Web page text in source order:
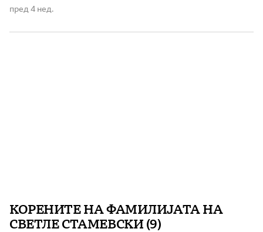
Америка. Инаку, при крајот на 19-от и почетокот на 20-
Тетовско и еден од најсилните докази за
пред 4 нед.
КОРЕНИТЕ НА ФАМИЛИЈАТА НА
СВЕТЛЕ СТАМЕВСКИ (9)